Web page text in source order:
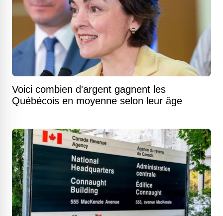
Voici combien d'argent gagnent les
Québécois en moyenne selon leur âge